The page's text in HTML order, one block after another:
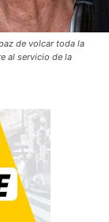
de volcar toda la
al servicio de la